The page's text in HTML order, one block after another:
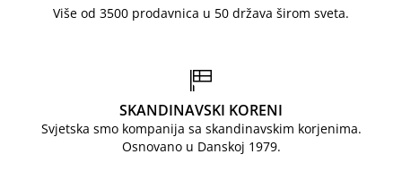
Više od 3500 prodavnica u 50 država širom sveta.
SKANDINAVSKI KORENI
Svjetska smo kompanija sa skandinavskim korjenima.
Osnovano u Danskoj 1979.